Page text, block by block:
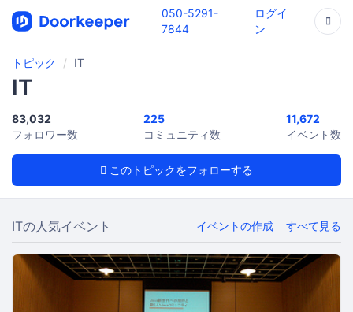
050-5291-
7844
ログイ
ン
トピック IT
IT
このトピックをフォローする
83,032
フォロワー数
225
コミュニティ数
11,672
イベント数
ITの人気イベント イベントの作成 すべて見る